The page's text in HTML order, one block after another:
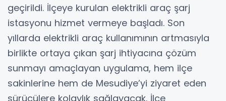
geçirildi. İlçeye kurulan elektrikli araç şarj
istasyonu hizmet vermeye başladı. Son
yıllarda elektrikli araç kullanımının artmasıyla
birlikte ortaya çıkan şarj ihtiyacına çözüm
sunmayı amaçlayan uygulama, hem ilçe
sakinlerine hem de Mesudiye’yi ziyaret eden
sürücülere kolaylık sağlayacak. İlçe